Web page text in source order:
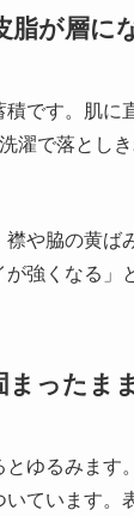
脂が層に
です。肌
濯で落とし
や脇の黄ば
強くなる
まったま
ゆるみま
ています